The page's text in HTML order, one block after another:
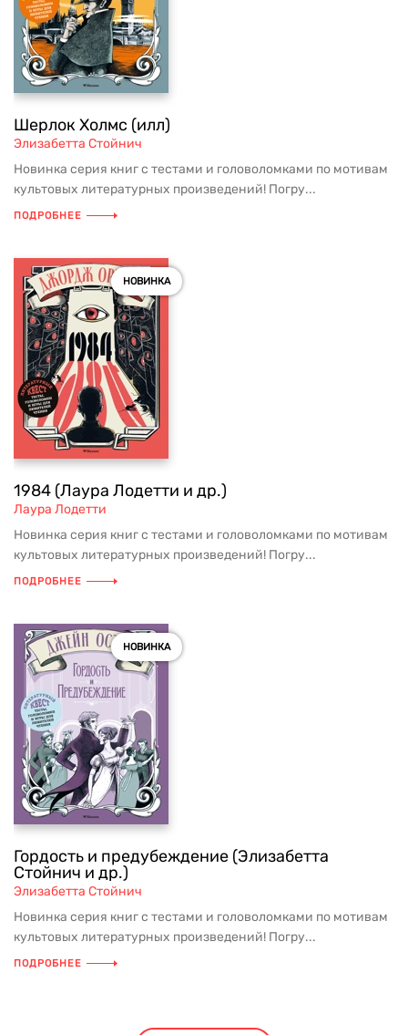
Шерлок Холмс (илл)
Элизабетта Стойнич
Новинка серия книг с тестами и головоломками по мотивам
культовых литературных произведений! Погру...
ПОДРОБНЕЕ
НОВИНКА
1984 (Лаура Лодетти и др.)
Лаура Лодетти
Новинка серия книг с тестами и головоломками по мотивам
культовых литературных произведений! Погру...
ПОДРОБНЕЕ
НОВИНКА
Гордость и предубеждение (Элизабетта
Стойнич и др.)
Элизабетта Стойнич
Новинка серия книг с тестами и головоломками по мотивам
культовых литературных произведений! Погру...
ПОДРОБНЕЕ